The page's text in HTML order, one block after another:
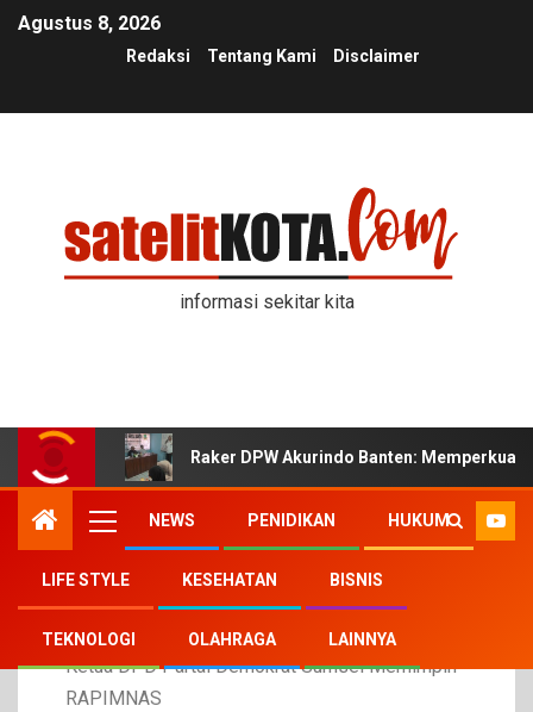
Agustus 8, 2026
Redaksi Tentang Kami Disclaimer
informasi sekitar kita
Raker DPW Akurindo Banten:
NEWS PENIDIKAN HUKUM
LIFE STYLE KESEHATAN BISNIS
TEKNOLOGI OLAHRAGA LAINNYA
Home September
14
Ketua DPD Partai Demokrat Sumsel Memimpin
RAPIMNAS